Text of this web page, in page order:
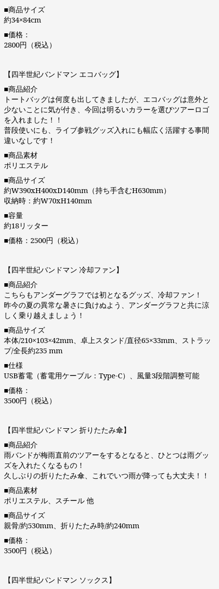
■商品サイズ
約34×84cm
■価格：
2800円（税込）
【四半世紀バンドマン エコバッグ】
■商品紹介
トートバッグは何度も出してきましたが、エコバッグは意外と
少ないことに気が付き、今回は明るいカラーを選びツアーロゴ
を入れました！！
普段使いにも、ライブ参戦グッズ入れにも幅広く活躍する事間
違いなしです！
■商品素材
ポリエステル
■商品サイズ
約W390xH400xD140mm（持ち手含むH630mm）
収納時：約W70xH140mm
■容量
約18リッター
■価格：2500円（税込）
【四半世紀バンドマン 冷却ファン】
■商品紹介
こちらもアンダーグラフでは初となるグッズ、冷却ファン！
昨今の夏の異常な暑さに負けぬよう、アンダーグラフと共に涼
しく乗り越えましょう！
■商品サイズ
本体/210×103×42mm、卓上スタンド/直径65×33mm、ストラッ
プ/全長約235 mm
■仕様
USB蓄電（蓄電用ケーブル：Type-C）、風量3段階調整可能
■価格：
3500円（税込）
【四半世紀バンドマン 折りたたみ傘】
■商品紹介
雨バンドが梅雨直前のツアーをするとなると、ひとつは雨グッ
ズを入れたくなるもの！
久しぶりの折りたたみ傘、これでいつ雨が降っても大丈夫！！
■商品素材
ポリエステル、スチール 他
■商品サイズ
親骨/約530mm、折りたたみ時/約240mm
■価格：
3500円（税込）
【四半世紀バンドマン ソックス】